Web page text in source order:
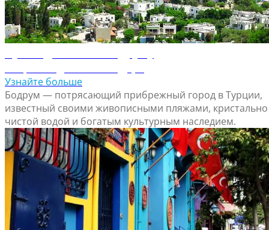
Узнайте больше
Бодрум — потрясающий прибрежный город в Турции,
известный своими живописными пляжами, кристально
чистой водой и богатым культурным наследием.